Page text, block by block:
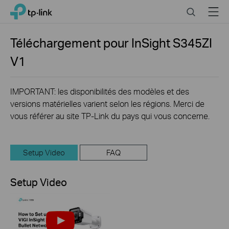
Click
the
navigation
TP-Link, Reliably Smart SearchMenu
Téléchargement pour InSight S345ZI
V1
IMPORTANT: les disponibilités des modèles et des
versions matérielles varient selon les régions. Merci de
vous référer au site TP-Link du pays qui vous concerne.
Setup Video FAQ
Setup Video